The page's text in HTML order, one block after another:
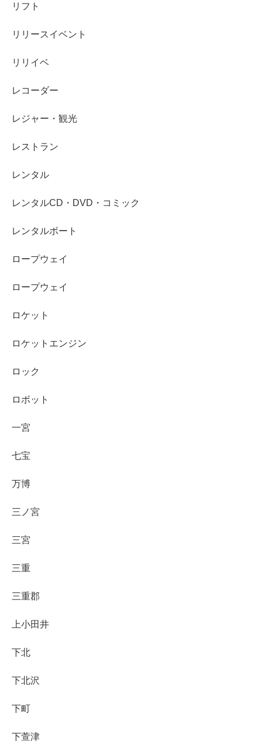
リフト
リリースイベント
リリイベ
レコーダー
レジャー・観光
レストラン
レンタル
レンタルCD・DVD・コミック
レンタルボート
ロープウェイ
ロープウェイ
ロケット
ロケットエンジン
ロック
ロボット
一宮
七宝
万博
三ノ宮
三宮
三重
三重郡
上小田井
下北
下北沢
下町
下萱津